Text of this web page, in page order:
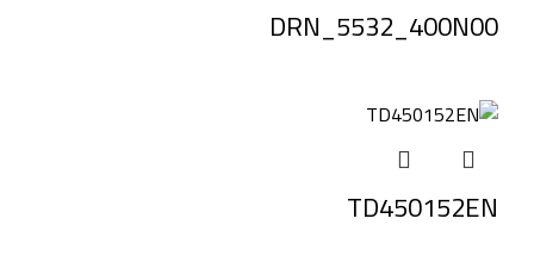
DRN_5532_400N00
TD450152EN